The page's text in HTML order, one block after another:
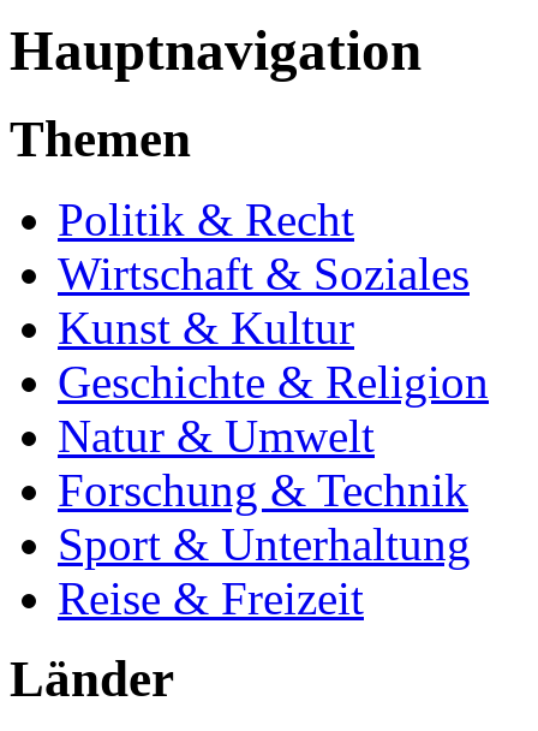
Hauptnavigation
Themen
Politik & Recht
Wirtschaft & Soziales
Kunst & Kultur
Geschichte & Religion
Natur & Umwelt
Forschung & Technik
Sport & Unterhaltung
Reise & Freizeit
Länder